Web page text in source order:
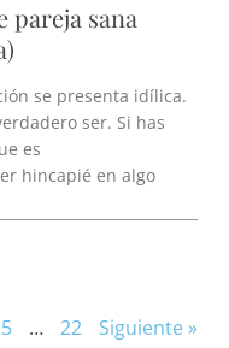
pareja sana
se presenta idílica.
ser. Si has
es
hincapié en algo
5 … 22 Siguiente »